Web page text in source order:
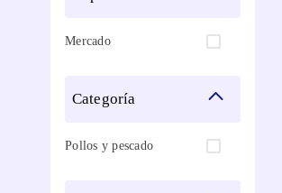
Mercado
categoría
Pollos y pescado